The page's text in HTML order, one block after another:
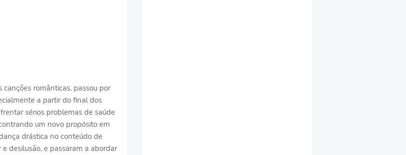
românticas, passou por
a partir do final dos
sérios problemas de saúde
um novo propósito em
drástica no conteúdo de
desilusão, e passaram a abordar